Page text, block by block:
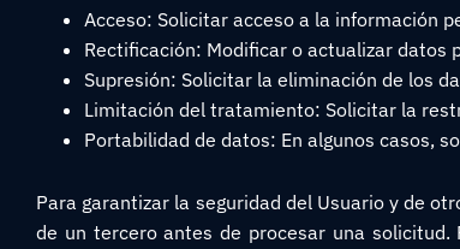
Acceso: Solicitar acceso a la información
Rectificación: Modificar o actualizar datos
Supresión: Solicitar la eliminación de los
Limitación del tratamiento: Solicitar la
Portabilidad de datos: En algunos casos,
Para garantizar la seguridad del Usuario y de
de un tercero antes de procesar una